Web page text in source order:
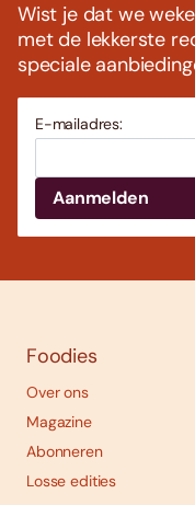
Wist je dat we
met de lekkerste
speciale
E-mailadres:
Foodies
Over ons
Magazine
Abonneren
Losse edities